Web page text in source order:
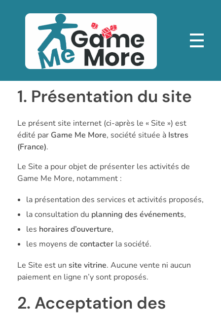
GAME ME MORE
1. Présentation du site
Le présent site internet (ci-après le « Site ») est
édité par Game Me More, société située à Istres
(France).
Le Site a pour objet de présenter les activités de
Game Me More, notamment :
la présentation des services et activités proposés,
la consultation du planning des événements,
les horaires d’ouverture,
les moyens de contacterla société.
Le Site est un site vitrine. Aucune vente ni aucun
paiement en ligne n’y sont proposés.
2. Acceptation des